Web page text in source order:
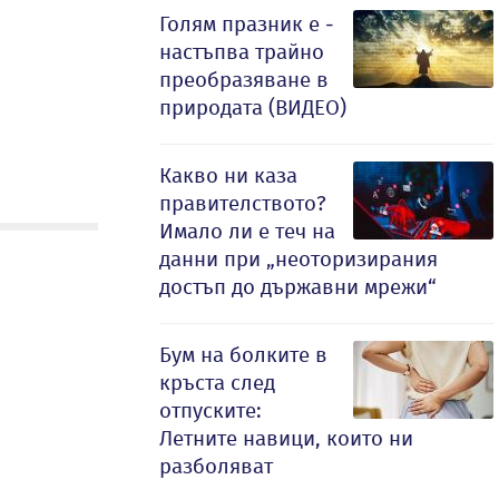
Голям празник е -
настъпва трайно
преобразяване в
природата (ВИДЕО)
Какво ни каза
правителството?
Имало ли е теч на
данни при „неоторизирания
достъп до държавни мрежи“
Бум на болките в
кръста след
отпуските:
Летните навици, които ни
разболяват